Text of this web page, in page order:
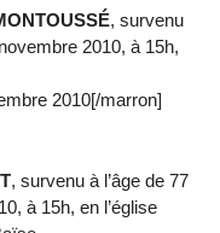
, survenu
2010, à 15h,
2010[/marron]
, survenu à l’âge de 77
à 15h, en l’église